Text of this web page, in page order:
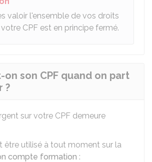
valoir l'ensemble de vos droits
CPF est en principe fermé.
son CPF quand on part
?
sur votre CPF demeure
être utilisé à tout moment sur la
compte formation :